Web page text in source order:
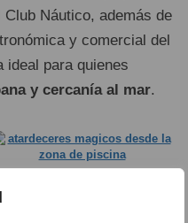
Club Náutico, además de
y comercial del
ideal para quienes
y cercanía al mar.